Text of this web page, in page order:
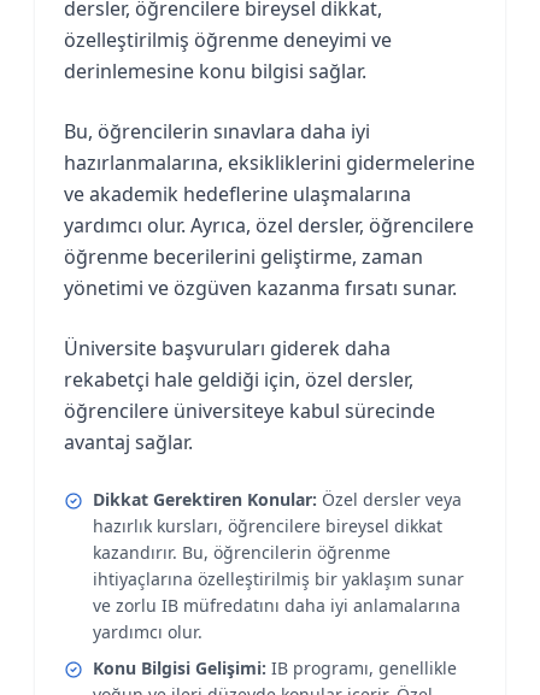
dersler, öğrencilere bireysel dikkat,
özelleştirilmiş öğrenme deneyimi ve
derinlemesine konu bilgisi sağlar.
Bu, öğrencilerin sınavlara daha iyi
hazırlanmalarına, eksikliklerini gidermelerine
ve akademik hedeflerine ulaşmalarına
yardımcı olur. Ayrıca, özel dersler, öğrencilere
öğrenme becerilerini geliştirme, zaman
yönetimi ve özgüven kazanma fırsatı sunar.
Üniversite başvuruları giderek daha
rekabetçi hale geldiği için, özel dersler,
öğrencilere üniversiteye kabul sürecinde
avantaj sağlar.
Dikkat Gerektiren Konular: Özel dersler veya
hazırlık kursları, öğrencilere bireysel dikkat
kazandırır. Bu, öğrencilerin öğrenme
ihtiyaçlarına özelleştirilmiş bir yaklaşım sunar
ve zorlu IB müfredatını daha iyi anlamalarına
yardımcı olur.
Konu Bilgisi Gelişimi: IB programı, genellikle